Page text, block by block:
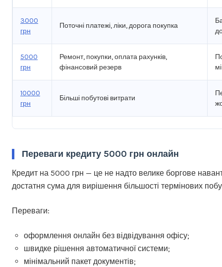
3000
грн
Поточні платежі, ліки, дорога покупка
5000
грн
Ремонт, покупки, оплата рахунків,
фінансовий резерв
10000
грн
Більші побутові витрати
Переваги кредиту 5000 грн онлайн
Кредит на 5000 грн — це не надто велике боргове
достатня сума для вирішення більшості термінових
Переваги:
оформлення онлайн без відвідування офісу;
швидке рішення автоматичної системи;
мінімальний пакет документів;